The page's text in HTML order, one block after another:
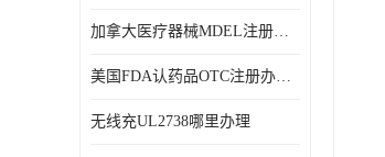
加拿大医疗器械MDEL注册办理资料周期
美国FDA认药品OTC注册办理周期时间
无线充UL2738哪里办理